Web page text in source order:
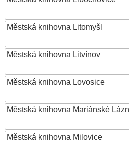
Městská knihovna Litomyšl
Městská knihovna Litvínov
Městská knihovna Lovosice
Městská knihovna Mariánské
Městská knihovna Milovice